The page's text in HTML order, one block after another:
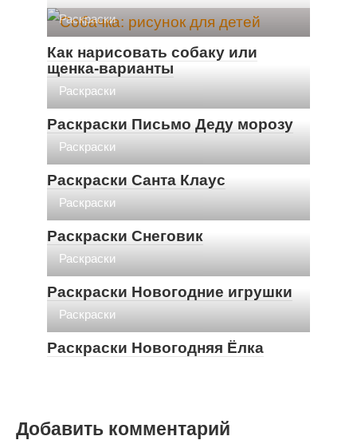
Раскраски
Как нарисовать собаку или
щенка-варианты
Раскраски
Раскраски Письмо Деду морозу
Раскраски
Раскраски Санта Клаус
Раскраски
Раскраски Снеговик
Раскраски
Раскраски Новогодние игрушки
Раскраски
Раскраски Новогодняя Ёлка
Добавить комментарий